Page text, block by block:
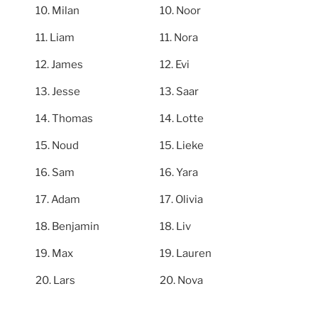
Milan
Liam
James
Jesse
Thomas
Noud
Sam
Adam
Benjamin
Max
Lars
Noor
Nora
Evi
Saar
Lotte
Lieke
Yara
Olivia
Liv
Lauren
Nova